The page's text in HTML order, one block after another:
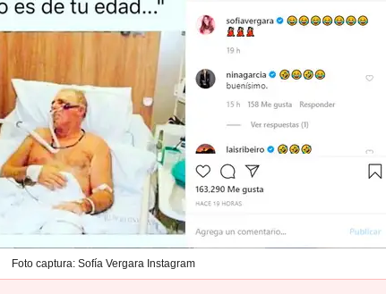
Foto captura: Sofía Vergara Instagram